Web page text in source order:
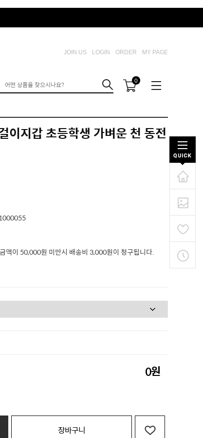
JOIN US LOGIN ORDER MY PAGE
0
이지갑 초등학생 가벼운 천 동전
액이 50,000원 미만시 배송비 3,000원이 청구됩니다.
0원
장바구니